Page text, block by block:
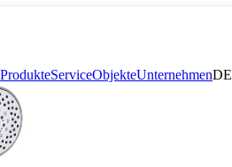
ProdukteServiceObjekteUnternehmenDE